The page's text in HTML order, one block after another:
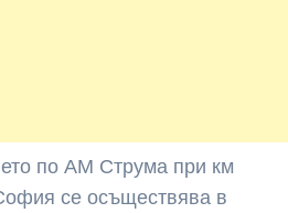
по АМ Струма при км
се осъществява в